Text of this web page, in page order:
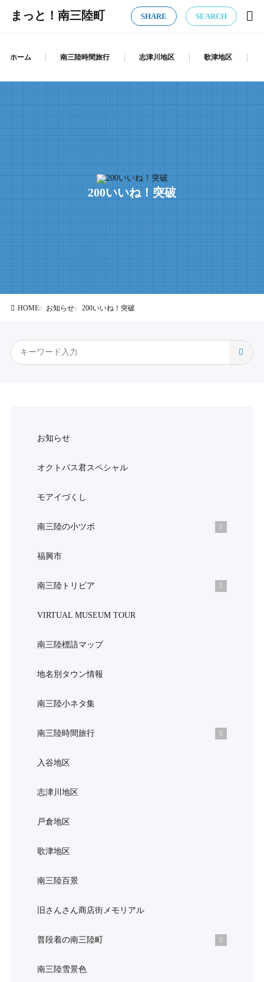
まっと！南三陸町 SHARE SEARCH
ホーム 南三陸時間旅行 志津川地区 歌津地区
200いいね！突破
HOME お知らせ 200いいね！突破
お知らせ
オクトパス君スペシャル
モアイづくし
南三陸の小ツボ
福興市
南三陸トリビア
VIRTUAL MUSEUM TOUR
南三陸標語マップ
地名別タウン情報
南三陸小ネタ集
南三陸時間旅行
入谷地区
志津川地区
戸倉地区
歌津地区
南三陸百景
旧さんさん商店街メモリアル
普段着の南三陸町
南三陸雪景色